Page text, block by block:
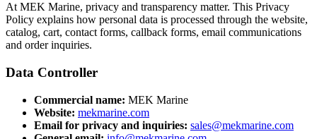
At MEK Marine, privacy and transparency matter. This Privacy
Policy explains how personal data is processed through the website,
catalog, cart, contact forms, callback forms, email communications
and order inquiries.
Data Controller
Commercial name: MEK Marine
Website: mekmarine.com
Email for privacy and inquiries: sales@mekmarine.com